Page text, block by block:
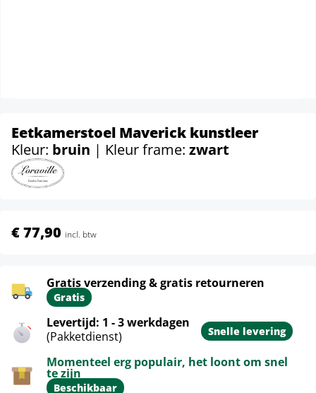
Eetkamerstoel Maverick kunstleer
Kleur: bruin | Kleur frame: zwart
€ 77,90 incl. btw
Gratis verzending & gratis retourneren
Gratis
Levertijd: 1 - 3 werkdagen
(Pakketdienst)
Snelle levering
Momenteel erg populair, het loont om snel
te zijn
Beschikbaar